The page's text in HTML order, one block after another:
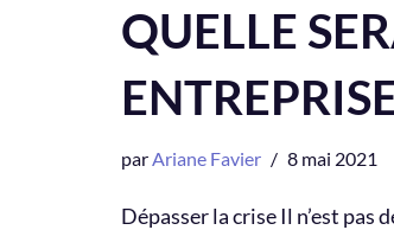
QUELLE
parAriane Favier 8 mai 2021
Dépasser la crise Il n’est pas